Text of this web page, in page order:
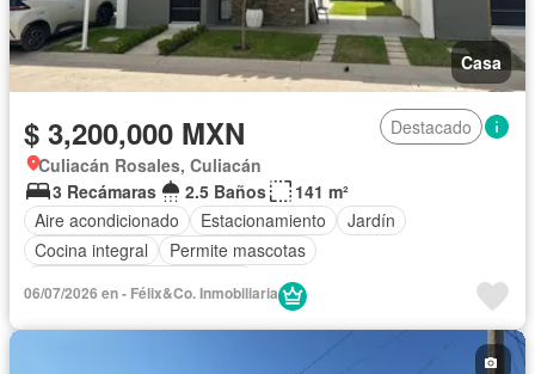
Casa
$ 3,200,000 MXN
Destacado
Culiacán Rosales, Culiacán
3 Recámaras
2.5 Baños
141 m²
Aire acondicionado
Estacionamiento
Jardín
Cocina integral
Permite mascotas
06/07/2026 en - Félix&Co. Inmobiliaria